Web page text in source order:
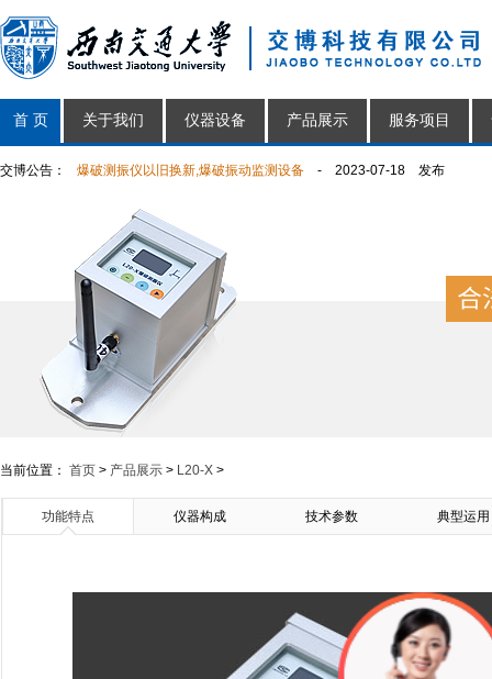
首 页 关于我们 仪器设备 产品展示 服务项目
交博公告： 爆破测振仪以旧换新,爆破振动监测设备 - 2023-07-18 发布
放假公告- 2022-01-18 发布
交博祝您2022元旦快乐- 2021-12-31 发布
交博科技2021年春节放假公告
交博复工通知 - 2020-03-04 发布
交博科技2020年春节放假公告
交博科技2019年端午放假公告
交博科技2019年春节放假公告 - 2019-01-30 发布
基于爆破测振仪到安全监测至自动化监测助力客户高效准确的监测 -
当前位置： 首页 > 产品展示 > L20-X >
功能特点 仪器构成 技术参数 典型运用